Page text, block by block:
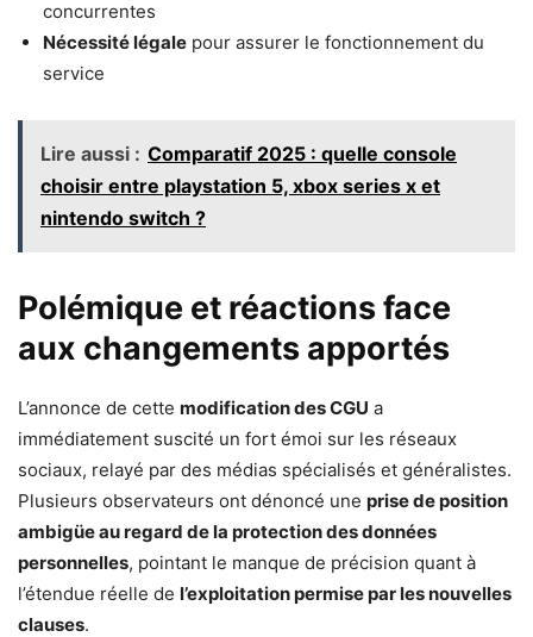
concurrentes
Nécessité légale pour assurer le fonctionnement du
service
Lire aussi : Comparatif 2025 : quelle console
choisir entre playstation 5, xbox series x et
nintendo switch ?
Polémique et réactions face
aux changements apportés
L’annonce de cette modification des CGU a
immédiatement suscité un fort émoi sur les réseaux
sociaux, relayé par des médias spécialisés et généralistes.
Plusieurs observateurs ont dénoncé une prise de position
ambigüe au regard de la protection des données
personnelles, pointant le manque de précision quant à
l’étendue réelle de l’exploitation permise par les nouvelles
clauses.